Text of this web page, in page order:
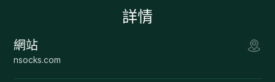
詳情
網站
nsocks.com